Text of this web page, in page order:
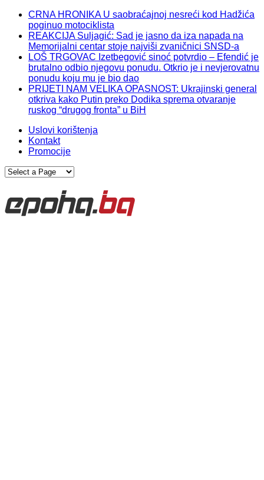
CRNA HRONIKA U saobraćajnoj nesreći kod Hadžića
poginuo motociklista
REAKCIJA Suljagić: Sad je jasno da iza napada na
Memorijalni centar stoje najviši zvaničnici SNSD-a
LOŠ TRGOVAC Izetbegović sinoć potvrdio – Efendić je
brutalno odbio njegovu ponudu. Otkrio je i nevjerovatnu
ponudu koju mu je bio dao
PRIJETI NAM VELIKA OPASNOST: Ukrajinski general
otkriva kako Putin preko Dodika sprema otvaranje
ruskog “drugog fronta” u BiH
Uslovi korištenja
Kontakt
Promocije